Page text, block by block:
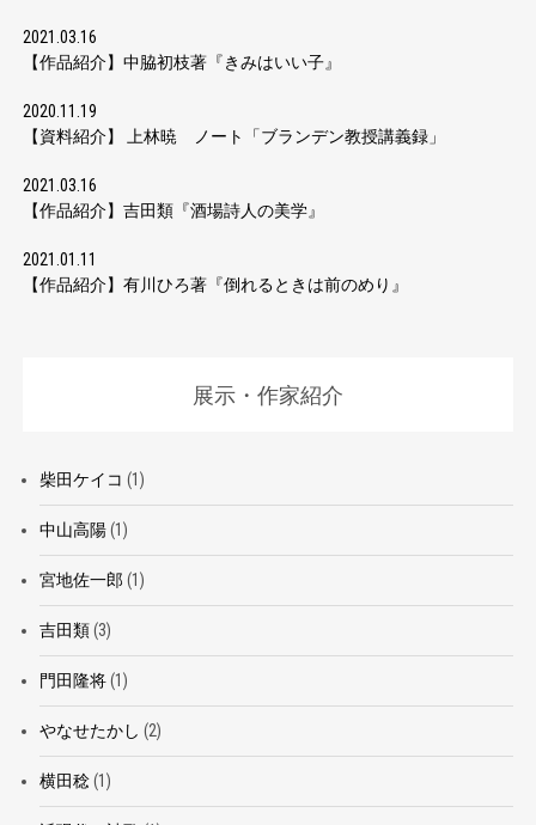
2021.03.16
【作品紹介】中脇初枝著『きみはいい子』
2020.11.19
【資料紹介】 上林暁 ノート「ブランデン教授講義録」
2021.03.16
【作品紹介】吉田類『酒場詩人の美学』
2021.01.11
【作品紹介】有川ひろ著『倒れるときは前のめり』
展示・作家紹介
柴田ケイコ (1)
中山高陽(1)
宮地佐一郎 (1)
吉田類(3)
門田隆将(1)
やなせたかし (2)
横田稔(1)